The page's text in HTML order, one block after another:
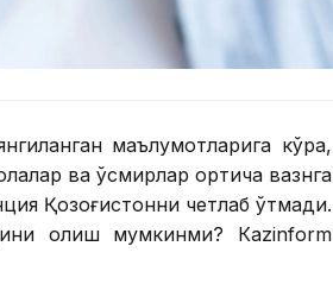
маълумотларига кўра,
ва ўсмирлар ортиқча вазнга
Қозоғистонни четлаб ўтмади.
олиш мумкинми? Кazinform